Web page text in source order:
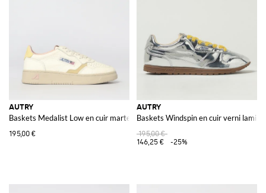
AUTRY
Baskets Medalist Low en cuir martelé
195,00 €
AUTRY
Baskets Windspin en cuir verni laminé
195,00 €
146,25 €
-25%